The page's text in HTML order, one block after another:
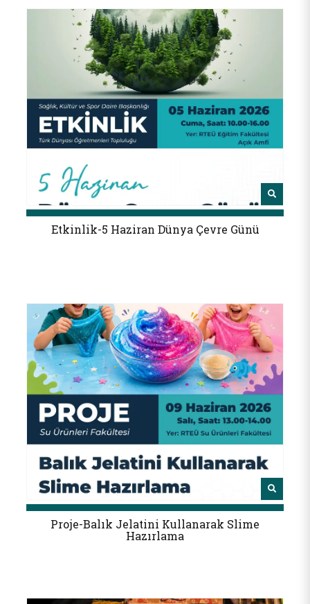
Etkinlik-5 Haziran Dünya Çevre Günü
Proje-Balık Jelatini Kullanarak Slime
Hazırlama